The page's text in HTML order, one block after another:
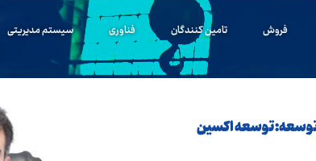
فروش تامین کنندگان فناوری سیستم مدیریتی
و توسعه: توسعه اکسین